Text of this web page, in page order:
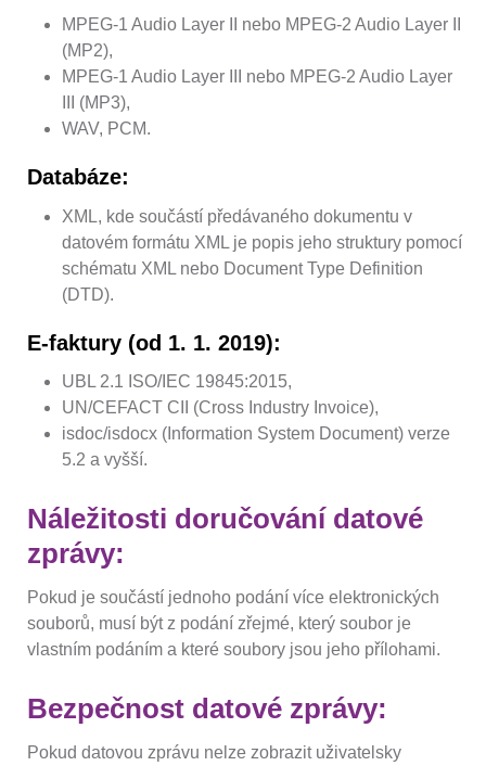
MPEG-1 Audio Layer II nebo MPEG-2 Audio Layer II
(MP2),
MPEG-1 Audio Layer III nebo MPEG-2 Audio Layer
III (MP3),
WAV, PCM.
Databáze:
XML, kde součástí předávaného dokumentu v
datovém formátu XML je popis jeho struktury pomocí
schématu XML nebo Document Type Definition
(DTD).
E-faktury (od 1. 1. 2019):
UBL 2.1 ISO/IEC 19845:2015,
UN/CEFACT CII (Cross Industry Invoice),
isdoc/isdocx (Information System Document) verze
5.2 a vyšší.
Náležitosti doručování datové
zprávy:
Pokud je součástí jednoho podání více elektronických
souborů, musí být z podání zřejmé, který soubor je
vlastním podáním a které soubory jsou jeho přílohami.
Bezpečnost datové zprávy:
Pokud datovou zprávu nelze zobrazit uživatelsky